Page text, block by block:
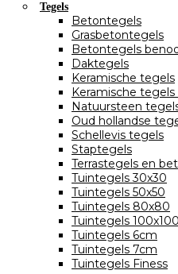
Tegels
Betontegels
Grasbetontegels
Betontegels
Daktegels
Keramische tegels
Keramische
Natuursteen
Oud hollandse
Schellevis tegels
Staptegels
Terrastegels en
Tuintegels 30x30
Tuintegels 50x50
Tuintegels 80x80
Tuintegels 100x100
Tuintegels 6cm
Tuintegels 7cm
Tuintegels Finess